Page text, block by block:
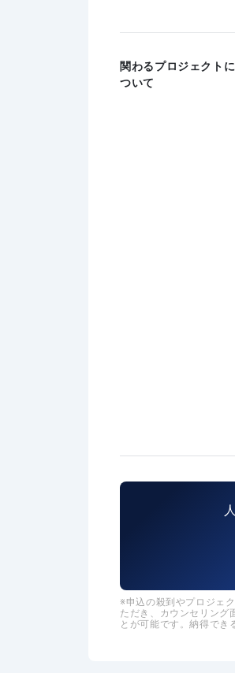
関わるプロジェクトに
ついて
申込の殺到やプロジェ
ただき、カウンセリング
とが可能です。納得でき